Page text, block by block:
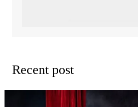
Recent post